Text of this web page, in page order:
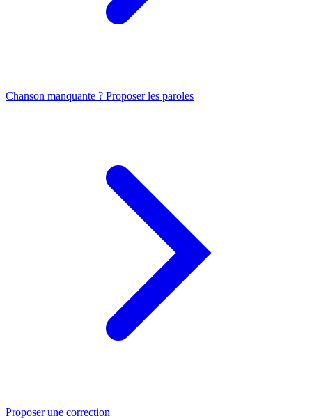
Chanson manquante ? Proposer les paroles
Proposer une correction